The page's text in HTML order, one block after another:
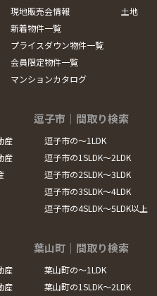
現地販売会情報
新着物件一覧
プライスダウン物件一覧
会員限定物件一覧
マンションカタログ
土地
産
産
逗子市｜間取り検索
逗子市の～1LDK
逗子市の1SLDK～2LDK
逗子市の2SLDK～3LDK
逗子市の3SLDK～4LDK
逗子市の4SLDK～5LDK以上
産
産
葉山町｜間取り検索
葉山町の～1LDK
葉山町の1SLDK～2LDK